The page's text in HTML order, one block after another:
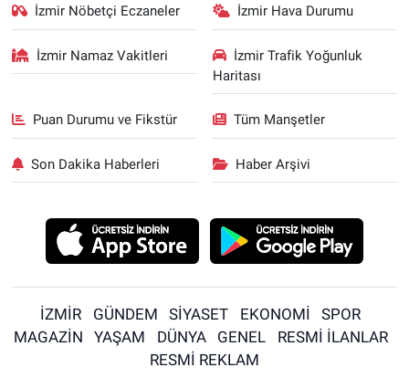
İzmir Nöbetçi Eczaneler İzmir Hava Durumu
İzmir Namaz Vakitleri
İzmir Trafik Yoğunluk
Haritası
Puan Durumu ve Fikstür Tüm Manşetler
Son Dakika Haberleri Haber Arşivi
İZMİR GÜNDEM SİYASET EKONOMİ
SPOR
MAGAZİN
YAŞAM DÜNYA GENEL
RESMİ İLANLAR
RESMİ REKLAM